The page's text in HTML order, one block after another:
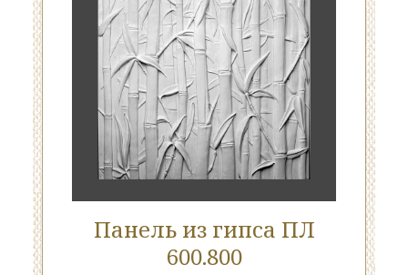
Панель из гипса ПЛ
600.800